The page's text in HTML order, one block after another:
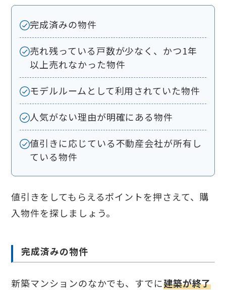
完成済みの物件
売れ残っている戸数が少なく、かつ1年
以上売れなかった物件
モデルルームとして利用されていた物件
人気がない理由が明確にある物件
値引きに応じている不動産会社が所有し
ている物件
値引きをしてもらえるポイントを押さえて、購
入物件を探しましょう。
完成済みの物件
新築マンションのなかでも、すでに建築が終了